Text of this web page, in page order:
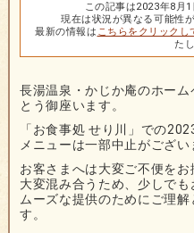
この記事は2023年8月1
現在は状況が異なる可能性
最新の情報は こちらをクリックし
た
長湯温泉・かじか庵のホー
とう御座います。
「お食事処 せり川」での
メニューは一部中止がござ
お客さまへは大変ご不便を
大変混み合うため、少しで
ムーズな提供のためにご理
す。